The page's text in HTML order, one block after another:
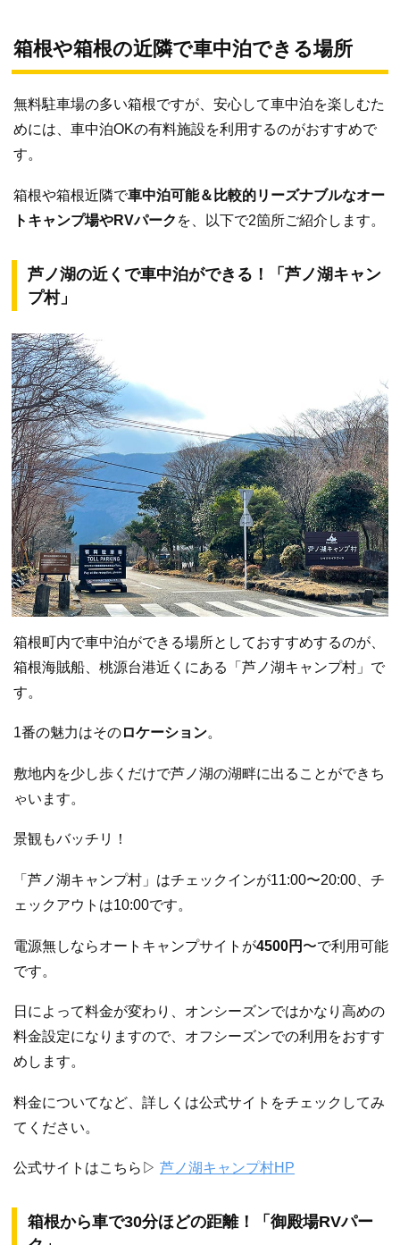
箱根や箱根の近隣で車中泊できる場所
無料駐車場の多い箱根ですが、安心して車中泊を楽しむた
めには、車中泊OKの有料施設を利用するのがおすすめで
す。
箱根や箱根近隣で車中泊可能＆比較的リーズナブルなオー
トキャンプ場やRVパーク を、以下で2箇所ご紹介します。
芦ノ湖の近くで車中泊ができる！「芦ノ湖キャン
プ村」
箱根町内で車中泊ができる場所としておすすめするのが、
箱根海賊船、桃源台港近くにある「芦ノ湖キャンプ村」で
す。
1番の魅力はそのロケーション。
敷地内を少し歩くだけで芦ノ湖の湖畔に出ることができち
ゃいます。
景観もバッチリ！
「芦ノ湖キャンプ村」はチェックインが11:00〜20:00、チ
ェックアウトは10:00です。
電源無しならオートキャンプサイトが4500円 〜で利用可能
です。
日によって料金が変わり、オンシーズンではかなり高めの
料金設定になりますので、オフシーズンでの利用をおすす
めします。
料金についてなど、詳しくは公式サイトをチェックしてみ
てください。
公式サイトはこちら▷ 芦ノ湖キャンプ村HP
箱根から車で30分ほどの距離！「御殿場RVパー